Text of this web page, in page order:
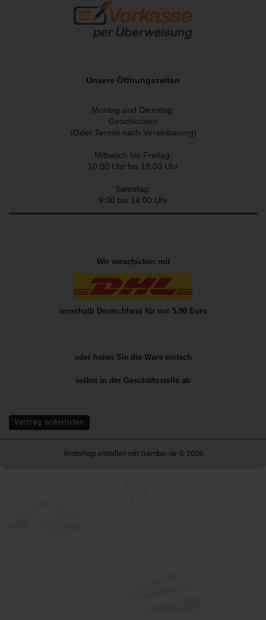
Unsere Öffnungszeiten
Montag und Dienstag:
Geschlossen
(Oder Termin nach Vereinbarung)
Mittwoch bis Freitag:
10:00 Uhr bis 18:00 Uhr
Samstag:
9:00 bis 14:00 Uhr
Wir verschicken mit
innerhalb Deutschland für nur 5,90 Euro
oder holen Sie die Ware einfach
selbst in der Geschäftsstelle ab
Vertrag widerrufen
Webshop erstellen mit Gambio.de © 2026